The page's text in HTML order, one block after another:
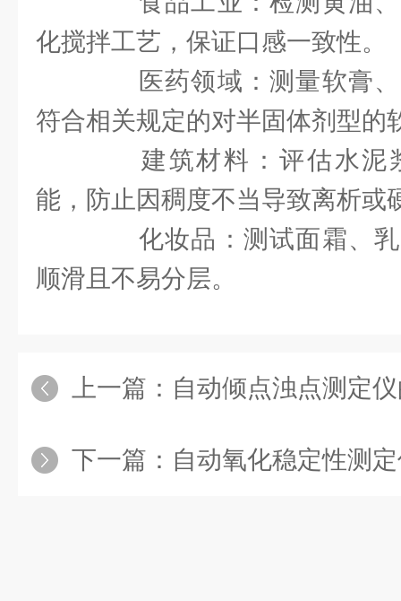
化搅拌工艺，保证口感一致性。
医药领域：测量软膏、
符合相关规定的对半固体剂型的
建筑材料：评估水泥
能，防止因稠度不当导致离析或
化妆品：测试面霜、乳
顺滑且不易分层。
上一篇： 自动倾点浊点测定
下一篇： 自动氧化稳定性测